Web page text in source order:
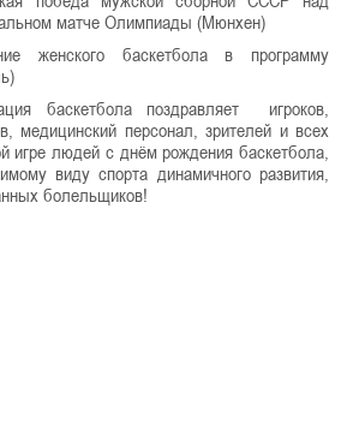
матче Олимпиады (Мюнхен)
женского баскетбола в программу
баскетбола поздравляет игроков,
медицинский персонал, зрителей и всех
игре людей с днём рождения баскетбола,
виду спорта динамичного развития,
болельщиков!